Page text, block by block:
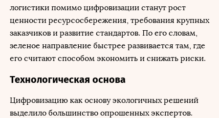
логистики помимо цифровизации станут рост
ценности ресурсосбережения, требования крупных
заказчиков и развитие стандартов. По его словам,
зеленое направление быстрее развивается там, где
его считают способом экономить и снижать риски.
Технологическая основа
Цифровизацию как основу экологичных решений
выделило большинство опрошенных экспертов.